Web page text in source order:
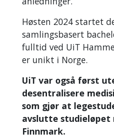
Høsten 2024 startet
samlingsbasert
fulltid ved UiT
er unikt i Norge.
UiT var også først
desentralisere
som gjør at
avslutte studieløpet
Finnmark.